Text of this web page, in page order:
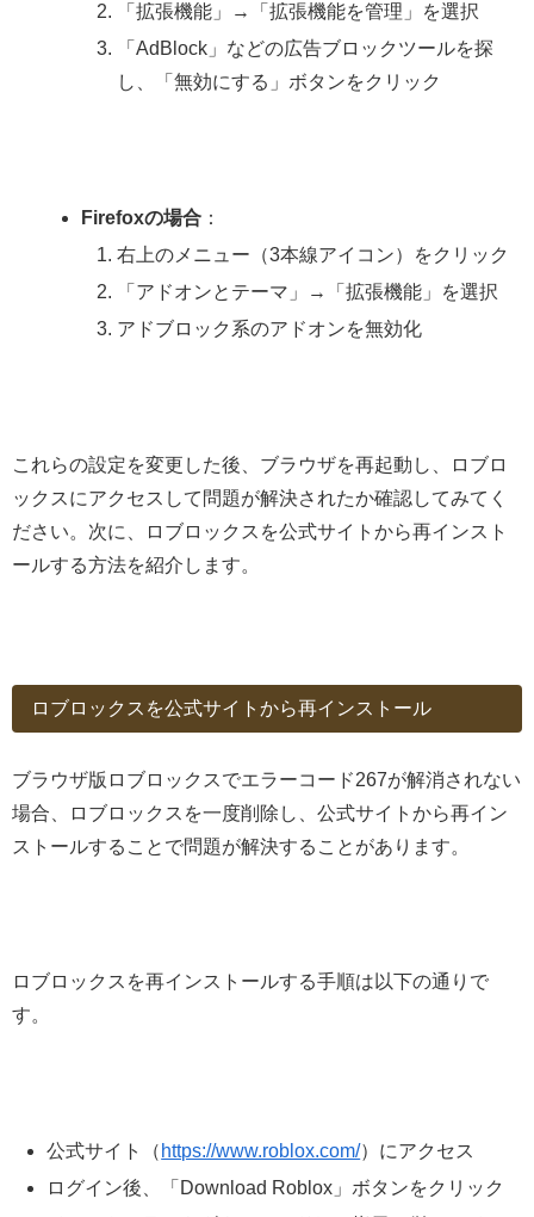
「拡張機能」→「拡張機能を管理」を選択
「AdBlock」などの広告ブロックツールを探
し、「無効にする」ボタンをクリック
Firefoxの場合 ：
右上のメニュー（3本線アイコン）をクリック
「アドオンとテーマ」→「拡張機能」を選択
アドブロック系のアドオンを無効化
これらの設定を変更した後、ブラウザを再起動し、ロブロ
ックスにアクセスして問題が解決されたか確認してみてく
ださい。次に、ロブロックスを公式サイトから再インスト
ールする方法を紹介します。
ロブロックスを公式サイトから再インストール
ブラウザ版ロブロックスでエラーコード267が解消されない
場合、ロブロックスを一度削除し、公式サイトから再イン
ストールすることで問題が解決することがあります。
ロブロックスを再インストールする手順は以下の通りで
す。
公式サイト（ https://www.roblox.com/）にアクセス
ログイン後、「Download Roblox」ボタンをクリック